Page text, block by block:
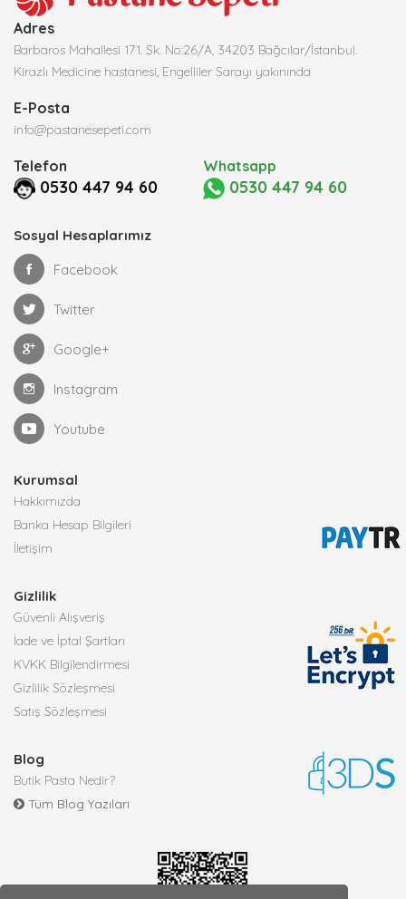
Adres
Barbaros Mahallesi 171. Sk. No:26/A, 34203 Bağcılar/İstanbul.
Kirazlı Medicine hastanesi, Engelliler Sarayı yakınında
E-Posta
info@pastanesepeti.com
Telefon
0530 447 94 60
Whatsapp
0530 447 94 60
Sosyal Hesaplarımız
Facebook
Twitter
Google+
Instagram
Youtube
Kurumsal
Hakkımızda
Banka Hesap Bilgileri
İletişim
Gizlilik
Güvenli Alışveriş
İade ve İptal Şartları
KVKK Bilgilendirmesi
Gizlilik Sözleşmesi
Satış Sözleşmesi
Blog
Butik Pasta Nedir?
Tüm Blog Yazıları